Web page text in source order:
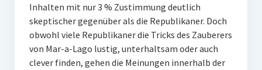
Inhalten mit nur 3 % Zustimmung deutlich
skeptischer gegenüber als die Republikaner. Doch
obwohl viele Republikaner die Tricks des Zauberers
von Mar-a-Lago lustig, unterhaltsam oder auch
clever finden, gehen die Meinungen innerhalb der